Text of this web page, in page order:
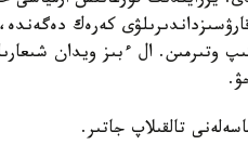
كەرەك
وتىرمىن. ال ءبىز ويدان
تالقىلاپ جاتىر.